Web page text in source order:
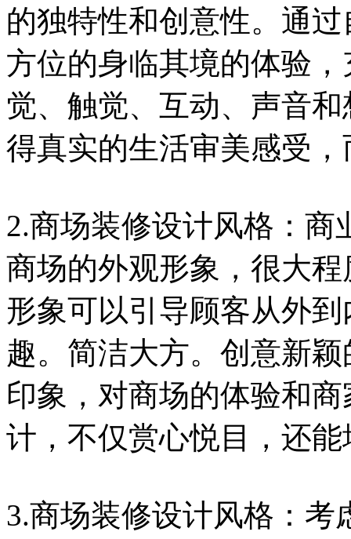
的独特性和创意性。通
方位的身临其境的体验
觉、触觉、互动、声音
得真实的生活审美感受
2.商场装修设计风格：商
商场的外观形象，很大
形象可以引导顾客从外
趣。简洁大方。创意新
印象，对商场的体验和
计，不仅赏心悦目，还
3.商场装修设计风格：考